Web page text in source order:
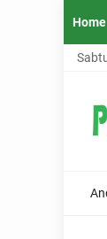
Home